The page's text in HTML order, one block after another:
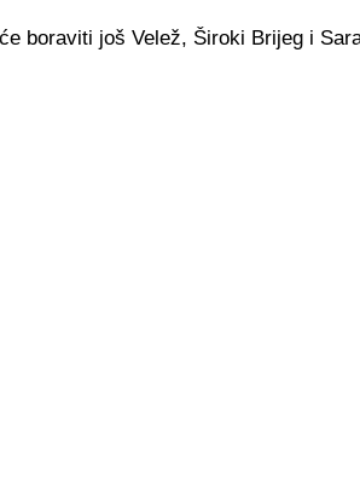
boraviti još Velež, Široki Brijeg i